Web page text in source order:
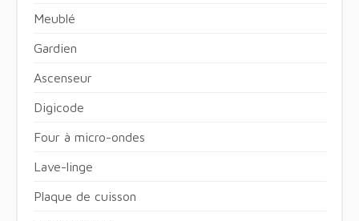
Meublé
Gardien
Ascenseur
Digicode
Four à micro-ondes
Lave-linge
Plaque de cuisson